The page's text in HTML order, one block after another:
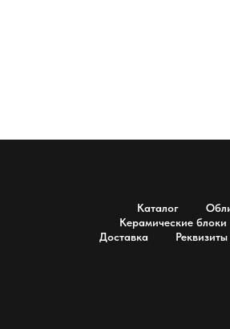
Каталог
Керамические блоки
Доставка
Реквизиты